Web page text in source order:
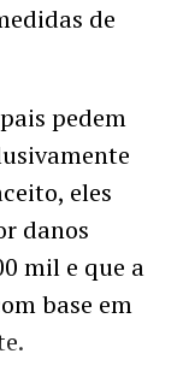
de
pedem
eles
danos
mil e que a
base em